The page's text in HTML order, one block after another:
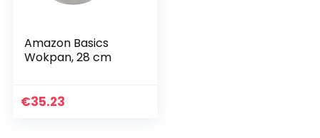
Amazon Basics
Wokpan, 28 cm
€35.23